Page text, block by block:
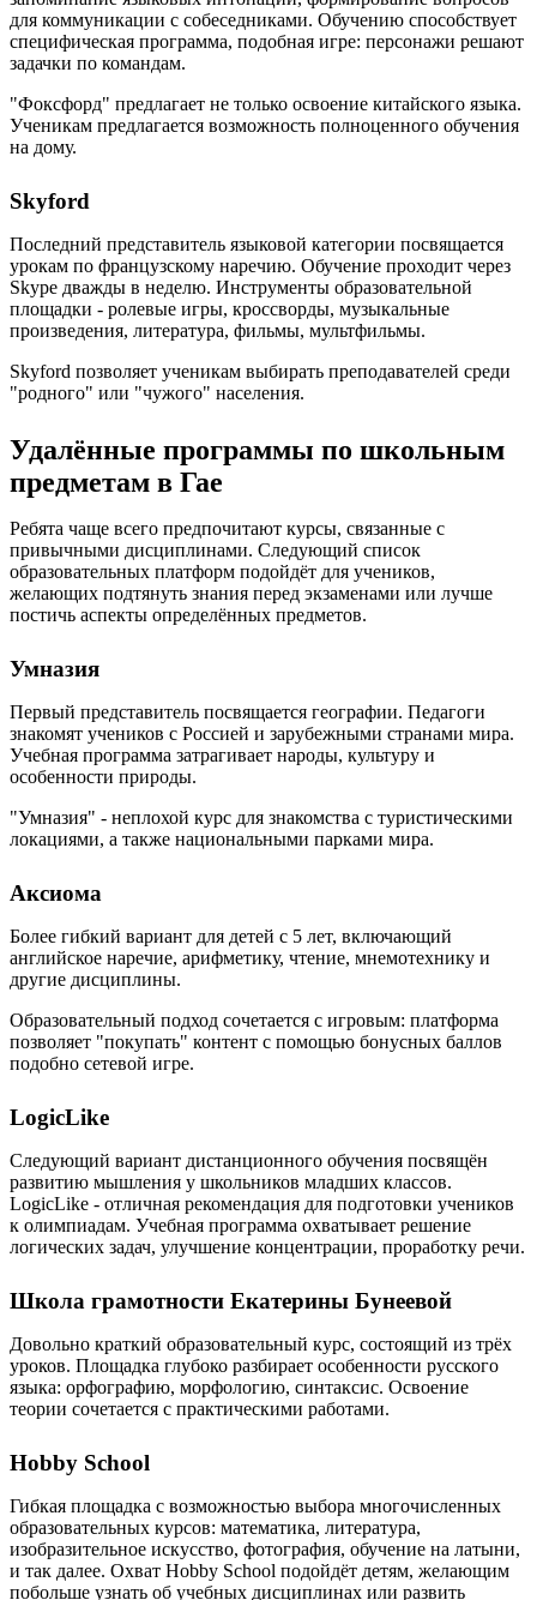
для коммуникации с собеседниками. Обучению способствует
специфическая программа, подобная игре: персонажи решают
задачки по командам.
"Фоксфорд" предлагает не только освоение китайского языка.
Ученикам предлагается возможность полноценного обучения
на дому.
Skyford
Последний представитель языковой категории посвящается
урокам по французскому наречию. Обучение проходит через
Skype дважды в неделю. Инструменты образовательной
площадки - ролевые игры, кроссворды, музыкальные
произведения, литература, фильмы, мультфильмы.
Skyford позволяет ученикам выбирать преподавателей среди
"родного" или "чужого" населения.
Удалённые программы по школьным
предметам в Гае
Ребята чаще всего предпочитают курсы, связанные с
привычными дисциплинами. Следующий список
образовательных платформ подойдёт для учеников,
желающих подтянуть знания перед экзаменами или лучше
постичь аспекты определённых предметов.
Умназия
Первый представитель посвящается географии. Педагоги
знакомят учеников с Россией и зарубежными странами мира.
Учебная программа затрагивает народы, культуру и
особенности природы.
"Умназия" - неплохой курс для знакомства с туристическими
локациями, а также национальными парками мира.
Аксиома
Более гибкий вариант для детей с 5 лет, включающий
английское наречие, арифметику, чтение, мнемотехнику и
другие дисциплины.
Образовательный подход сочетается с игровым: платформа
позволяет "покупать" контент с помощью бонусных баллов
подобно сетевой игре.
LogicLike
Следующий вариант дистанционного обучения посвящён
развитию мышления у школьников младших классов.
LogicLike - отличная рекомендация для подготовки учеников
к олимпиадам. Учебная программа охватывает решение
логических задач, улучшение концентрации, проработку речи.
Школа грамотности Екатерины Бунеевой
Довольно краткий образовательный курс, состоящий из трёх
уроков. Площадка глубоко разбирает особенности русского
языка: орфографию, морфологию, синтаксис. Освоение
теории сочетается с практическими работами.
Hobby School
Гибкая площадка с возможностью выбора многочисленных
образовательных курсов: математика, литература,
изобразительное искусство, фотография, обучение на латыни,
и так далее. Охват Hobby School подойдёт детям, желающим
побольше узнать об учебных дисциплинах или развить